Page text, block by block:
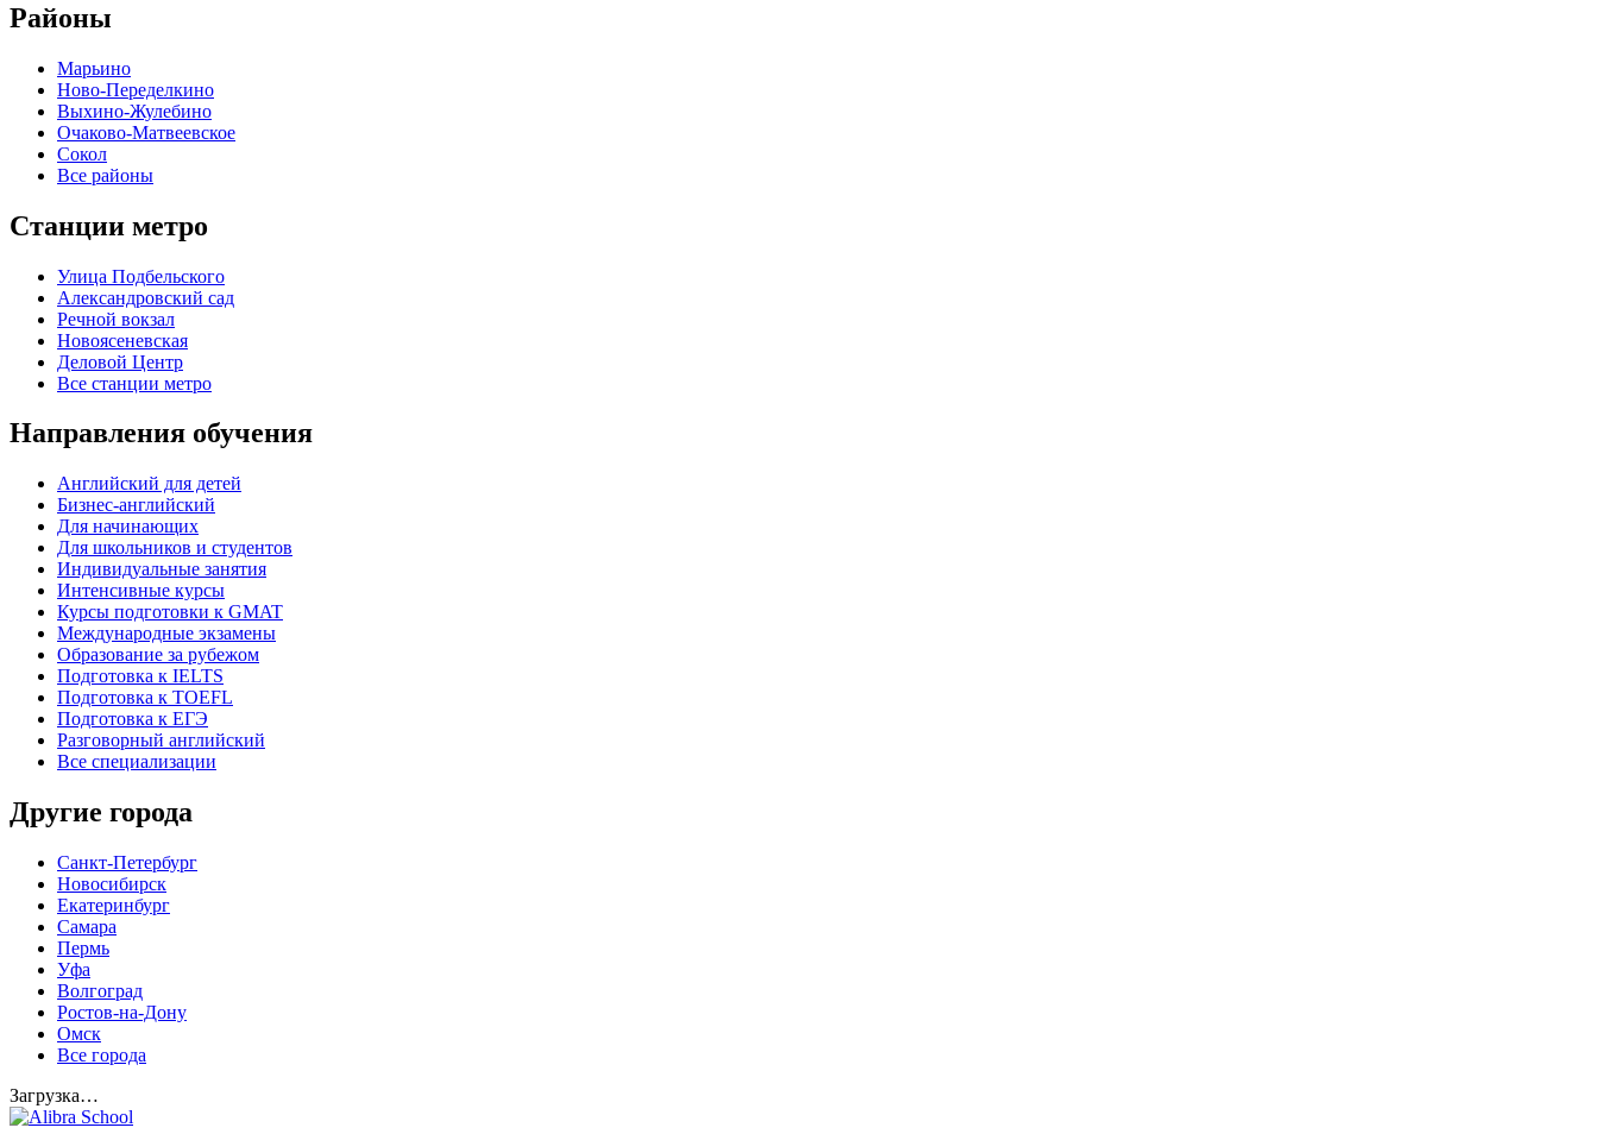
Районы
Марьино
Ново-Переделкино
Выхино-Жулебино
Очаково-Матвеевское
Сокол
Все районы
Станции метро
Улица Подбельского
Александровский сад
Речной вокзал
Новоясеневская
Деловой Центр
Все станции метро
Направления обучения
Английский для детей
Бизнес-английский
Для начинающих
Для школьников и студентов
Индивидуальные занятия
Интенсивные курсы
Курсы подготовки к GMAT
Международные экзамены
Образование за рубежом
Подготовка к IELTS
Подготовка к TOEFL
Подготовка к ЕГЭ
Разговорный английский
Все специализации
Другие города
Санкт-Петербург
Новосибирск
Екатеринбург
Самара
Пермь
Уфа
Волгоград
Ростов-на-Дону
Омск
Все города
Загрузка…